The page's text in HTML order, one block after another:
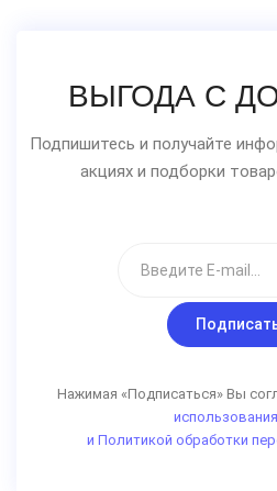
ВЫГОДА С
Подпишитесь и получайте
акциях и подборки
Нажимая «Подписаться» Вы
и Политикой обработки